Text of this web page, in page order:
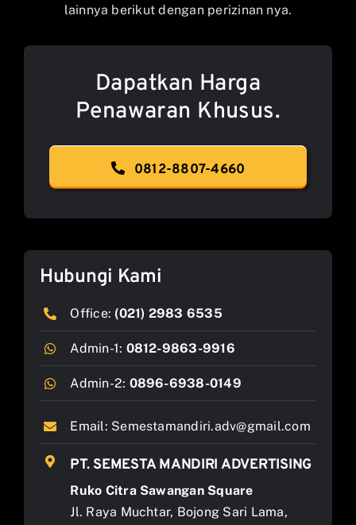
lainnya berikut dengan perizinan nya.
Dapatkan Harga
Penawaran Khusus.
0812-8807-4660
Hubungi Kami
Office: (021) 2983 6535
Admin-1: 0812-9863-9916
Admin-2: 0896-6938-0149
Email: Semestamandiri.adv@gmail.com
PT. SEMESTA MANDIRI ADVERTISING
Ruko Citra Sawangan Square
Jl. Raya Muchtar, Bojong Sari Lama,